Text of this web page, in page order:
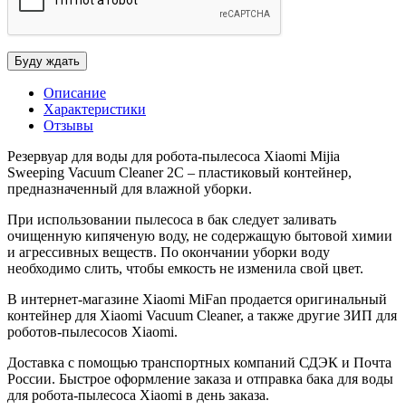
Описание
Характеристики
Отзывы
Резервуар для воды для робота-пылесоса Xiaomi Mijia
Sweeping Vacuum Cleaner 2C – пластиковый контейнер,
предназначенный для влажной уборки.
При использовании пылесоса в бак следует заливать
очищенную кипяченую воду, не содержащую бытовой химии
и агрессивных веществ. По окончании уборки воду
необходимо слить, чтобы емкость не изменила свой цвет.
В интернет-магазине Xiaomi MiFan продается оригинальный
контейнер для Xiaomi Vacuum Cleaner, а также другие ЗИП для
роботов-пылесосов Xiaomi.
Доставка с помощью транспортных компаний СДЭК и Почта
России. Быстрое оформление заказа и отправка бака для воды
для робота-пылесоса Xiaomi в день заказа.